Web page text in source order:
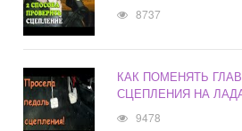
8737
КАК ПОМЕНЯТЬ
СЦЕПЛЕНИЯ НА
9478